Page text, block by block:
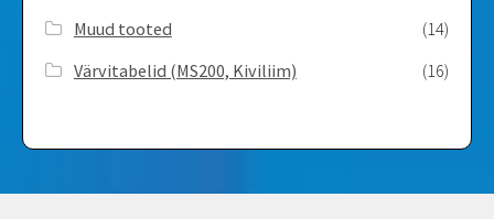
Muud tooted
(14)
Värvitabelid ­(MS200, Kiviliim)
(16)